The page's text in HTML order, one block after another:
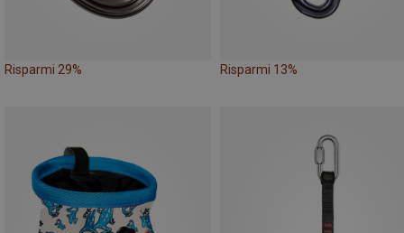
Risparmi 29% Risparmi 13%